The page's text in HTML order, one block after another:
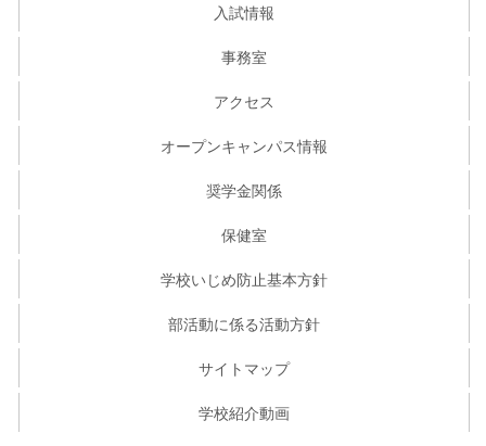
入試情報
事務室
アクセス
オープンキャンパス情報
奨学金関係
保健室
学校いじめ防止基本方針
部活動に係る活動方針
サイトマップ
学校紹介動画